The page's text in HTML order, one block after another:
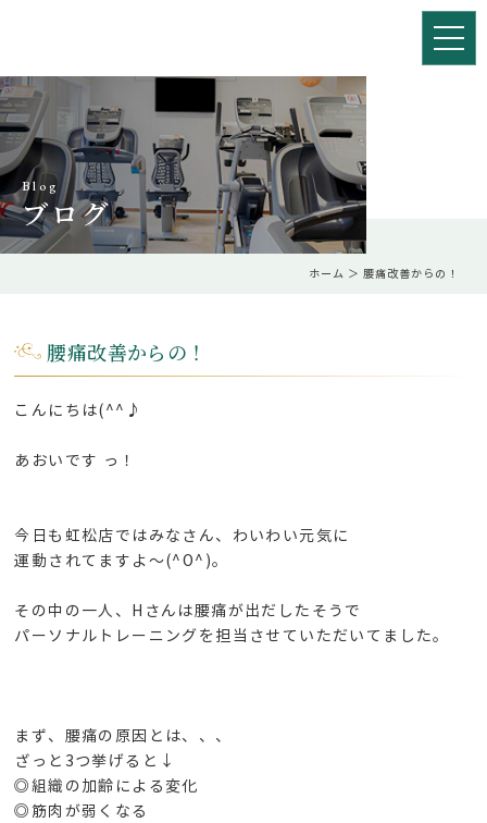
Blog
ブログ
ホーム ＞ 腰痛改善からの！
腰痛改善からの！
こんにちは(^^♪
あおいです っ！
今日も虹松店ではみなさん、わいわい元気に
運動されてますよ～(^O^)。
その中の一人、Hさんは腰痛が出だしたそうで
パーソナルトレーニングを担当させていただいてました。
まず、腰痛の原因とは、、、
ざっと3つ挙げると↓
◎組織の加齢による変化
◎筋肉が弱くなる